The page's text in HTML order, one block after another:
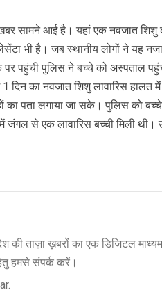
सामने आई है। यहां एक नवजात शिशु
भी है। जब स्थानीय लोगों ने यह
पहुंची पुलिस ने बच्चे को अस्पताल
दिन का नवजात शिशु लावारिस हालत
का पता लगाया जा सके। पुलिस को
जंगल से एक लावारिस बच्ची मिली थी।
की ताज़ा ख़बरों का एक डिजिटल
हमसे संपर्क करें।